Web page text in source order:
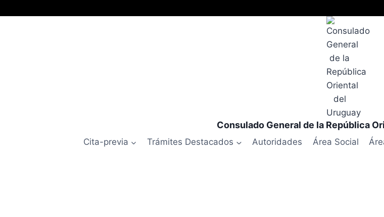
Consulado General de la República
Cita-previa Trámites Destacados Autoridades Área Social